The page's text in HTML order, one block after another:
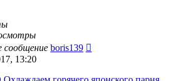
сообщение boris139
13:20